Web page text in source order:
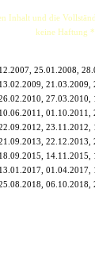
Inhalt und die
keine Haftung *
25.01.2008,
21.03.2009,
27.03.2010,
01.10.2011,
23.11.2012,
22.12.2013,
14.11.2015,
01.04.2017,
06.10.2018,